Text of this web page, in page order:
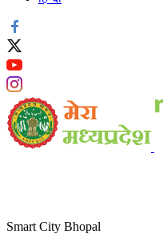
Smart City Bhopal